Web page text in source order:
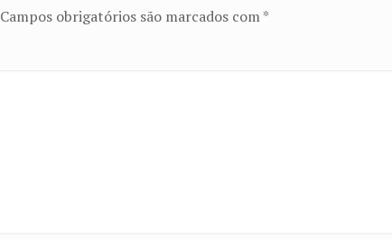
Campos obrigatórios são marcados com*